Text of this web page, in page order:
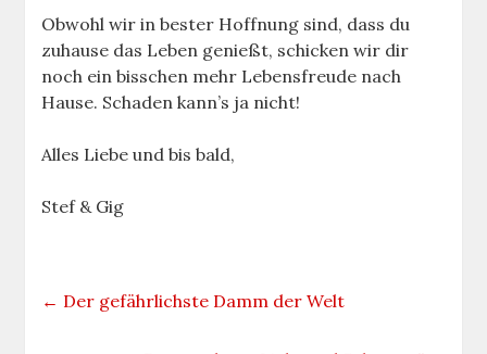
Obwohl wir in bester Hoffnung sind, dass du
zuhause das Leben genießt, schicken wir dir
noch ein bisschen mehr Lebensfreude nach
Hause. Schaden kann’s ja nicht!
Alles Liebe und bis bald,
Stef & Gig
← Der gefährlichste Damm der Welt